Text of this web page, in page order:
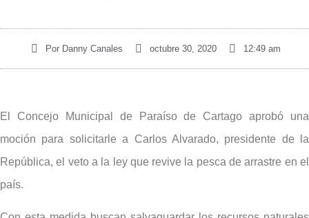
PorDanny Canales octubre 30, 2020 12:49 am
El Concejo Municipal de Paraíso de Cartago aprobó una
moción para solicitarle a Carlos Alvarado, presidente de la
República, el veto a la ley que revive la pesca de arrastre en el
país.